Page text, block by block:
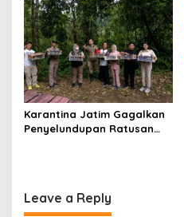
Karantina Jatim Gagalkan
Penyelundupan Ratusan
Leave a Reply